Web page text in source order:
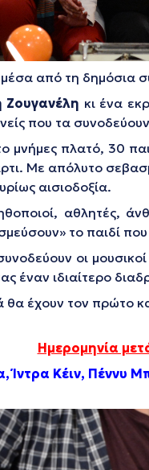
από τη δημόσια
Ζουγανέλη κι ένα
που τα
πλατό, 30
Με απόλυτο
αισιοδοξία.
αθλητές,
το παιδί
οι
έναν ιδιαίτερο
θα έχουν τον πρώτο
Ημερομηνία
Ίντρα Κέιν,